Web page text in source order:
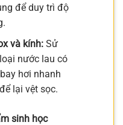
để duy trì độ
và kính:Sử
nước lau có
hơi nhanh
lại vệt sọc.
sinh học